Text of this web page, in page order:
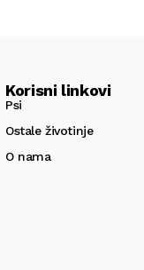
Korisni linkovi
Psi
Ostale životinje
O nama